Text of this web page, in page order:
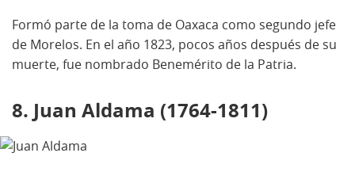
Formó parte de la toma de Oaxaca como segundo jefe
de Morelos. En el año 1823, pocos años después de su
muerte, fue nombrado Benemérito de la Patria.
8. Juan Aldama (1764-1811)